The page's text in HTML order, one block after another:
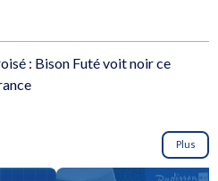
: Bison Futé voit noir ce
Plus